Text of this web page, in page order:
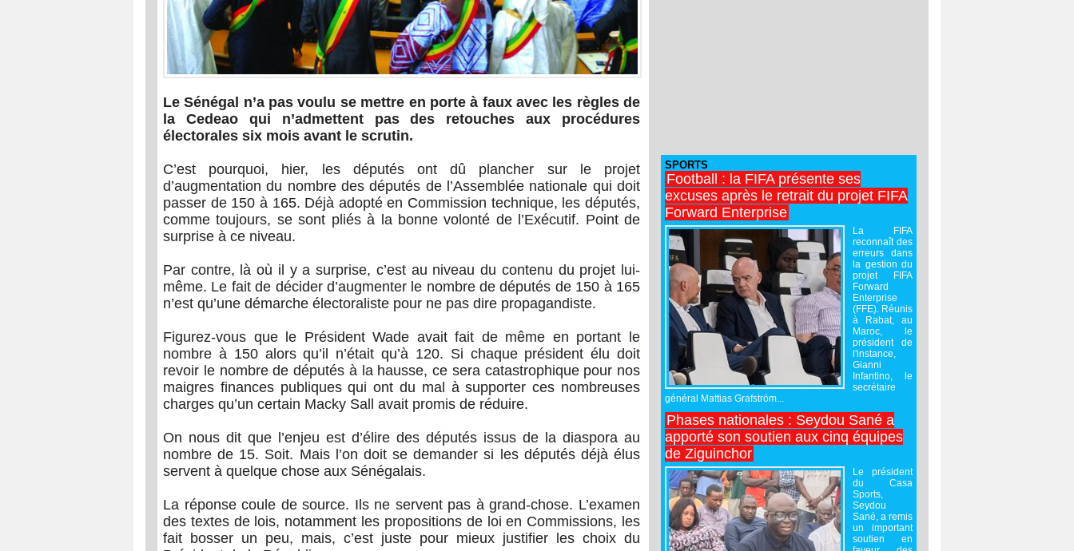
Le Sénégal n’a pas voulu se mettre en porte à faux avec les règles de
la Cedeao qui n’admettent pas des retouches aux procédures
électorales six mois avant le scrutin.
C’est pourquoi, hier, les députés ont dû plancher sur le projet
d’augmentation du nombre des députés de l’Assemblée nationale qui doit
passer de 150 à 165. Déjà adopté en Commission technique, les députés,
comme toujours, se sont pliés à la bonne volonté de l’Exécutif. Point de
surprise à ce niveau.
Par contre, là où il y a surprise, c’est au niveau du contenu du projet lui-
même. Le fait de décider d’augmenter le nombre de députés de 150 à 165
n’est qu’une démarche électoraliste pour ne pas dire propagandiste.
Figurez-vous que le Président Wade avait fait de même en portant le
nombre à 150 alors qu’il n’était qu’à 120. Si chaque président élu doit
revoir le nombre de députés à la hausse, ce sera catastrophique pour nos
maigres finances publiques qui ont du mal à supporter ces nombreuses
charges qu’un certain Macky Sall avait promis de réduire.
On nous dit que l’enjeu est d’élire des députés issus de la diaspora au
nombre de 15. Soit. Mais l’on doit se demander si les députés déjà élus
servent à quelque chose aux Sénégalais.
La réponse coule de source. Ils ne servent pas à grand-chose. L’examen
des textes de lois, notamment les propositions de loi en Commissions, les
fait bosser un peu, mais, c’est juste pour mieux justifier les choix du
SPORTS
Football : la FIFA présente ses
excuses après le retrait du projet FIFA
Forward Enterprise
La FIFA
reconnaît des
erreurs dans
la gestion du
projet FIFA
Forward
Enterprise
(FFE). Réunis
à Rabat, au
Maroc, le
président de
l'instance,
Gianni
Infantino, le
secrétaire
général Mattias Grafström...
Phases nationales : Seydou Sané a
apporté son soutien aux cinq équipes
de Ziguinchor
Le président
du Casa
Sports,
Seydou
Sané, a remis
un important
soutien en